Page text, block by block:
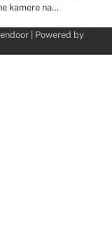
kamere na…
| Powered by